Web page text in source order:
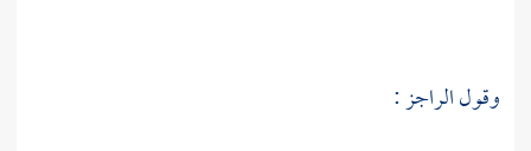
وقول الراجز :